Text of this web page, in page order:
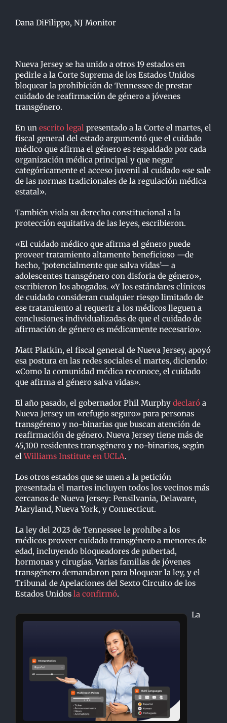
Dana DiFilippo, NJ Monitor
Nueva Jersey se ha unido a otros 19 estados en
pedirle a la Corte Suprema de los Estados Unidos
bloquear la prohibición de Tennessee de prestar
cuidado de reafirmación de género a jóvenes
transgénero.
En un escrito legal presentado a la Corte el martes, el
fiscal general del estado argumentó que el cuidado
médico que afirma el género es respaldado por cada
organización médica principal y que negar
categóricamente el acceso juvenil al cuidado «se sale
de las normas tradicionales de la regulación médica
estatal».
También viola su derecho constitucional a la
protección equitativa de las leyes, escribieron.
«El cuidado médico que afirma el género puede
proveer tratamiento altamente beneficioso —de
hecho, ‘potencialmente que salva vidas’— a
adolescentes transgénero con disforia de género»,
escribieron los abogados. «Y los estándares clínicos
de cuidado consideran cualquier riesgo limitado de
ese tratamiento al requerir a los médicos lleguen a
conclusiones individualizadas de que el cuidado de
afirmación de género es médicamente necesario».
Matt Platkin, el fiscal general de Nueva Jersey, apoyó
esa postura en las redes sociales el martes, diciendo:
«Como la comunidad médica reconoce, el cuidado
que afirma el género salva vidas».
El año pasado, el gobernador Phil Murphy declaró a
Nueva Jersey un «refugio seguro» para personas
transgéreno y no-binarias que buscan atención de
reafirmación de género. Nueva Jersey tiene más de
45,100 residentes transgénero y no-binarios, según
elWilliams Institute en UCLA.
Los otros estados que se unen a la petición
presentada el martes incluyen todos los vecinos más
cercanos de Nueva Jersey: Pensilvania, Delaware,
Maryland, Nueva York, y Connecticut.
La ley del 2023 de Tennessee le prohíbe a los
médicos proveer cuidado transgénero a menores de
edad, incluyendo bloqueadores de pubertad,
hormonas y cirugías. Varias familias de jóvenes
transgénero demandaron para bloquear la ley, y el
Tribunal de Apelaciones del Sexto Circuito de los
Estados Unidos la confirmó.
La